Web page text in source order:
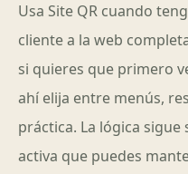
Usa Site QR cuando
cliente a la web
si quieres que primero
ahí elija entre menús,
práctica. La lógica sigue
activa que puedes